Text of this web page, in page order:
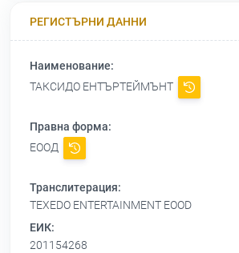
РЕГИСТЪРНИ ДАННИ
Наименование:
ТАКСИДО ЕНТЪРТЕЙМЪНТ
Правна форма:
ЕООД
Транслитерация:
TEXEDO ENTERTAINMENT EOOD
ЕИК:
201154268